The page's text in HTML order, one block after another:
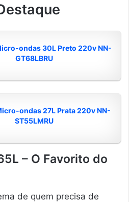
ondas 30L Preto 220v NN-
GT68LBRU
ondas 27L Prata 220v NN-
ST55LMRU
– O Favorito do
de quem precisa de